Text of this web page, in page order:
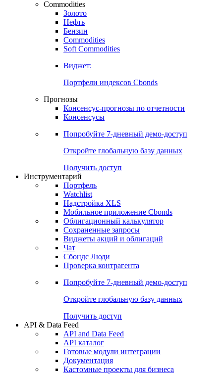
Commodities
Золото
Нефть
Бензин
Commodities
Soft Commodities
Виджет:
Портфели индексов Cbonds
Прогнозы
Консенсус-прогнозы по отчетности
Консенсусы
Попробуйте 7-дневный демо-доступ
Откройте глобальную базу данных
Получить доступ
Инструментарий
Портфель
Watchlist
Надстройка XLS
Мобильное приложение Cbonds
Облигационный калькулятор
Сохраненные запросы
Виджеты акций и облигаций
Чат
Сбондс Люди
Проверка контрагента
Попробуйте 7-дневный демо-доступ
Откройте глобальную базу данных
Получить доступ
API & Data Feed
API and Data Feed
API каталог
Готовые модули интеграции
Документация
Кастомные проекты для бизнеса